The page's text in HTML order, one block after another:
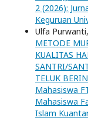
2 (2026):
Keguruan
Ulfa
METODE
KUALITAS
SANTRI/
TELUK
Mahasiswa
Mahasiswa
Islam